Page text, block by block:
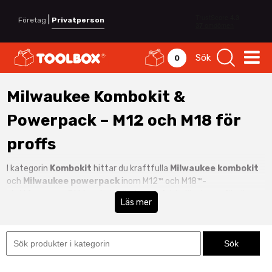
Företag Privatperson
0 Sök
Milwaukee Kombokit &
Powerpack – M12 och M18 för
proffs
I kategorin Kombokit hittar du kraftfulla Milwaukee kombokit
och Milwaukee powerpack inom M12™ och M18™-
plattformarna. Ett kombokit är den perfekta lösningen för dig
som vill ha flera maskiner, batterier och laddare samlade i ett
Med ett
M12 powerpack
får du kompakta och smidiga verktyg
för service, installation och montage. Ett
Läs mer